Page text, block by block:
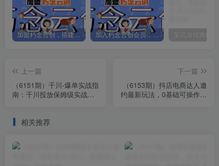
加盟朽念云创，搭建同款项目资源站，实现日入2000+ 加入朽念云创会员，全站资源免费学习。
上一篇
（6151期）千川-爆单实战指
南：千川投放保姆级实战课
下一篇
（6153期）抖店电商达人邀
约最新玩法，0基础可操作，
相关推荐